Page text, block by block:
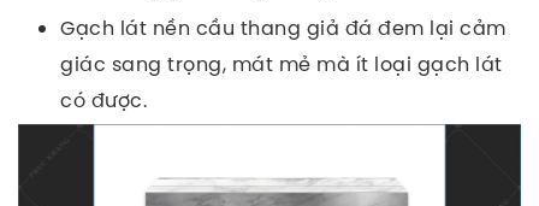
Gạch lát nền cầu thang giả đá đem lại cảm
giác sang trọng, mát mẻ mà ít loại gạch lát
có được.